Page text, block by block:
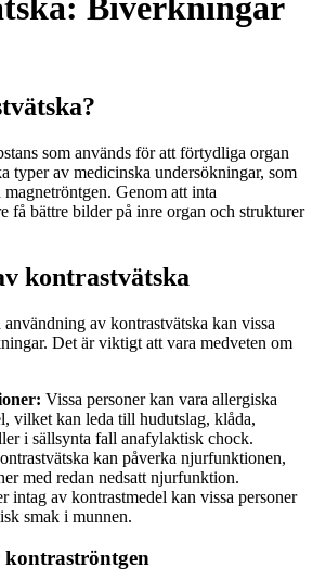
Biverkningar
som används för att förtydliga organ
typer av medicinska undersökningar, som
Genom att inta
få bättre bilder på inre organ och strukturer
kontrastvätska
av kontrastvätska kan vissa
Det är viktigt att vara medveten om
Vissa personer kan vara allergiska
vilket kan leda till hudutslag, klåda,
i sällsynta fall anafylaktisk chock.
kan påverka njurfunktionen,
med redan nedsatt njurfunktion.
intag av kontrastmedel kan vissa personer
smak i munnen.